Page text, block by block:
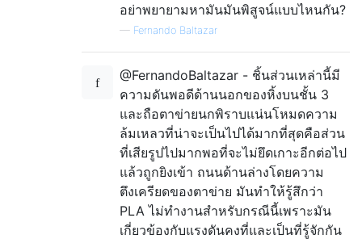
อย่าพยายามหามันมันพิสูจน์แบบไหนกัน?
— Fernando Baltazar
@FernandoBaltazar - ชิ้นส่วนเหล่านี้มี
ความดันพอดีด้านนอกของหิ้งบนชั้น 3
และถือตาข่ายนกพิราบแน่นโหมดความ
ล้มเหลวที่น่าจะเป็นไปได้มากที่สุดคือส่วน
ที่เสียรูปไปมากพอที่จะไม่ยึดเกาะอีกต่อไป
แล้วถูกยิงเข้า ถนนด้านล่างโดยความ
ตึงเครียดของตาข่าย มันทำให้รู้สึกว่า
PLA ไม่ทำงานสำหรับกรณีนี้เพราะมัน
เกี่ยวข้องกับแรงดันคงที่และเป็นที่รู้จักกัน